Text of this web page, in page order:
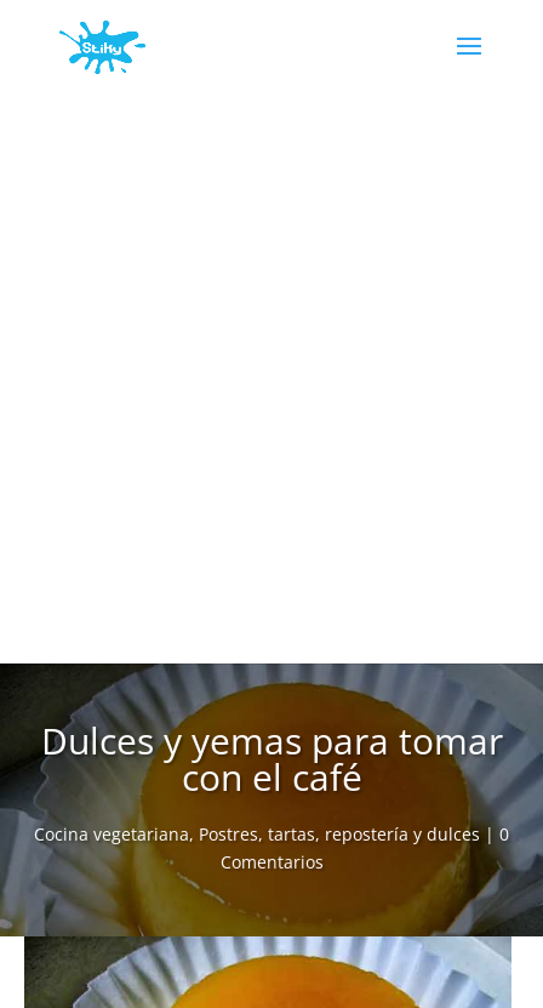
Dulces y yemas para tomar
con el café
Cocina vegetariana, Postres, tartas, repostería y dulces| 0
Comentarios